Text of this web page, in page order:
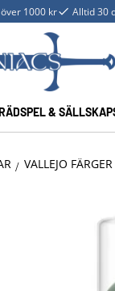
1000 kr Alltid 30
&
VALLEJO FÄRGER